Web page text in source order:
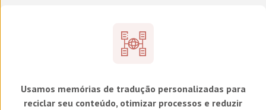
Usamos memórias de tradução personalizadas para
reciclar seu conteúdo, otimizar processos e reduzir